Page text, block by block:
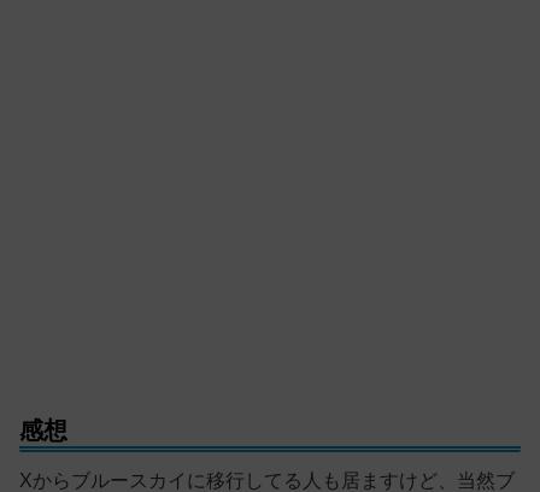
感想
Xからブルースカイに移行してる人も居ますけど、当然ブ